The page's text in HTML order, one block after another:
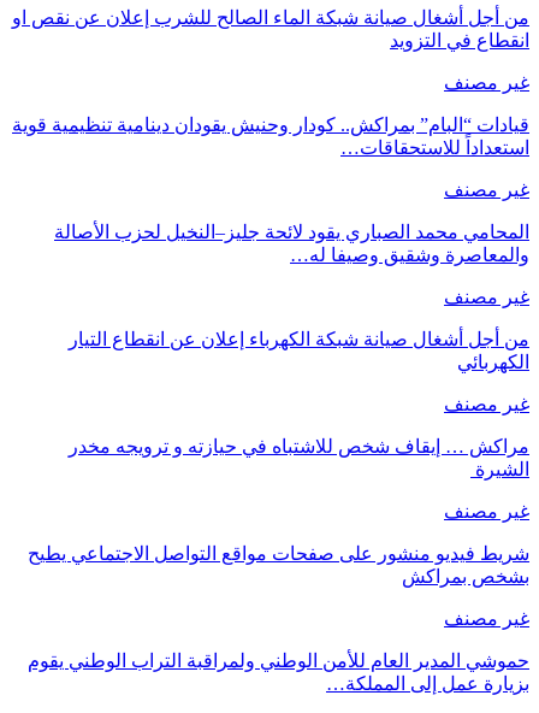
من أجل أشغال صيانة شبكة الماء الصالح للشرب إعلان عن نقص او
انقطاع في التزويد
غير مصنف
قيادات “البام” بمراكش.. كودار وحنيش يقودان دينامية تنظيمية قوية
استعداداً للاستحقاقات…
غير مصنف
المحامي محمد الصباري يقود لائحة جليز–النخيل لحزب الأصالة
والمعاصرة وشقيق وصيفا له…
غير مصنف
من أجل أشغال صيانة شبكة الكهرباء إعلان عن انقطاع التيار
الكهربائي
غير مصنف
مراكش … إيقاف شخص للاشتباه في حيازته و ترويجه مخدر
الشيرة
غير مصنف
شريط فيديو منشور على صفحات مواقع التواصل الاجتماعي يطيح
بشخص بمراكش
غير مصنف
حموشي المدير العام للأمن الوطني ولمراقبة التراب الوطني يقوم
بزيارة عمل إلى المملكة…